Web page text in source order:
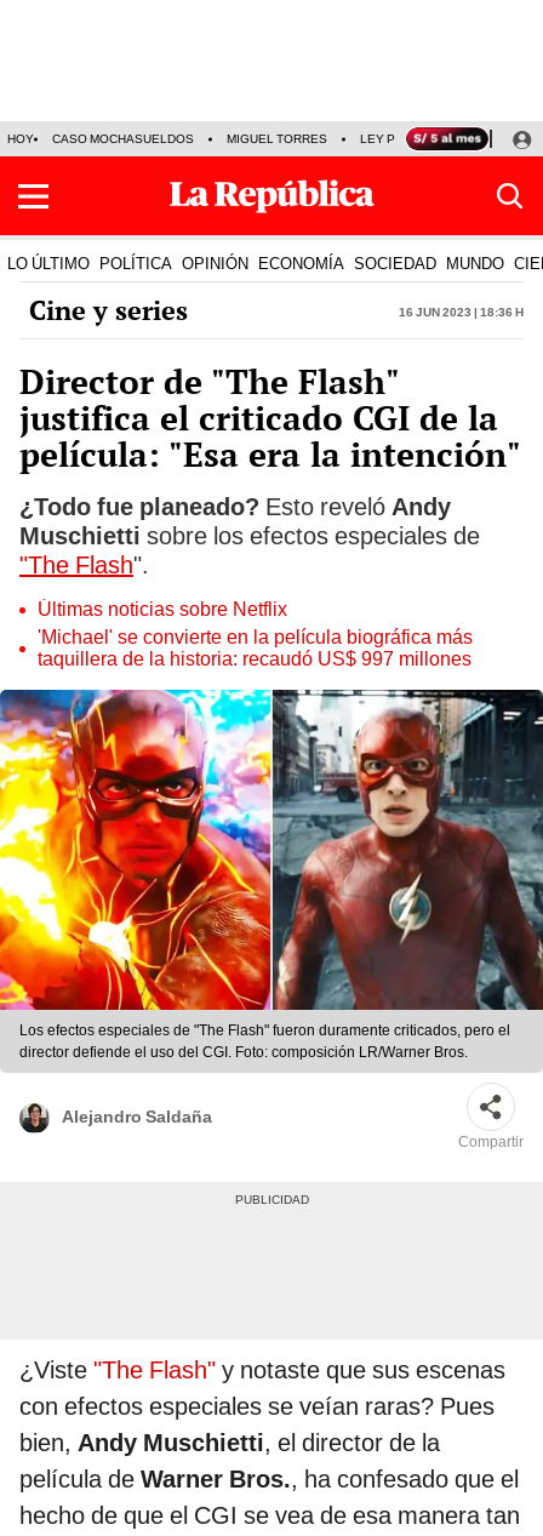
HOY CASO MOCHASUELDOS MIGUEL TORRES LEY PULPÍN PRECIO DEL
LO ÚLTIMO POLÍTICA OPINIÓN ECONOMÍA SOCIEDAD MUNDO
Cine y series 16 Jun 2023 | 18:36 h
Director de "The Flash"
justifica el criticado CGI de la
película: "Esa era la intención"
¿Todo fue planeado? Esto reveló Andy
Muschietti sobre los efectos especiales de
"The Flash".
Últimas noticias sobre Netflix
'Michael' se convierte en la película biográfica más
taquillera de la historia: recaudó US$ 997 millones
Los efectos especiales de "The Flash" fueron duramente criticados, pero el
director defiende el uso del CGI. Foto: composición LR/Warner Bros.
Alejandro Saldaña
Compartir
¿Viste "The Flash" y notaste que sus escenas
con efectos especiales se veían raras? Pues
bien, Andy Muschietti, el director de la
película de Warner Bros., ha confesado que el
hecho de que el CGI se vea de esa manera tan